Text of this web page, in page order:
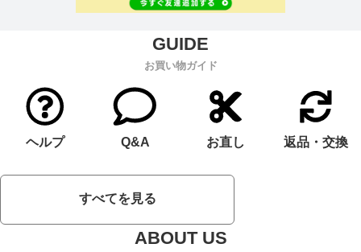
お買い物ガイド
ヘルプ Q&A お直し 返品・交換
すべてを見る